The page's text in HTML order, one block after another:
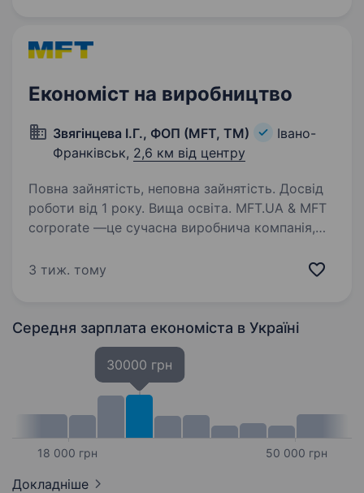
Економіст на виробництво
Звягінцева І.Г., ФОП (MFT, ТМ)
Івано-
Франківськ, 2,6 км від центру
Повна зайнятість, неповна зайнятість. Досвід
роботи від 1 року. Вища освіта. MFT.UA & MFT
corporate —це сучасна виробнича компанія,
на органічній основі та допомагає брендам
натуральності…
3 тиж. тому
Середня зарплата економіста в Україні
18 000 грн
30000 грн
50 000 грн
Докладніше